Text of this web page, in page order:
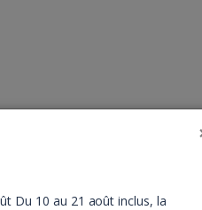
Du 10 au 21 août inclus, la